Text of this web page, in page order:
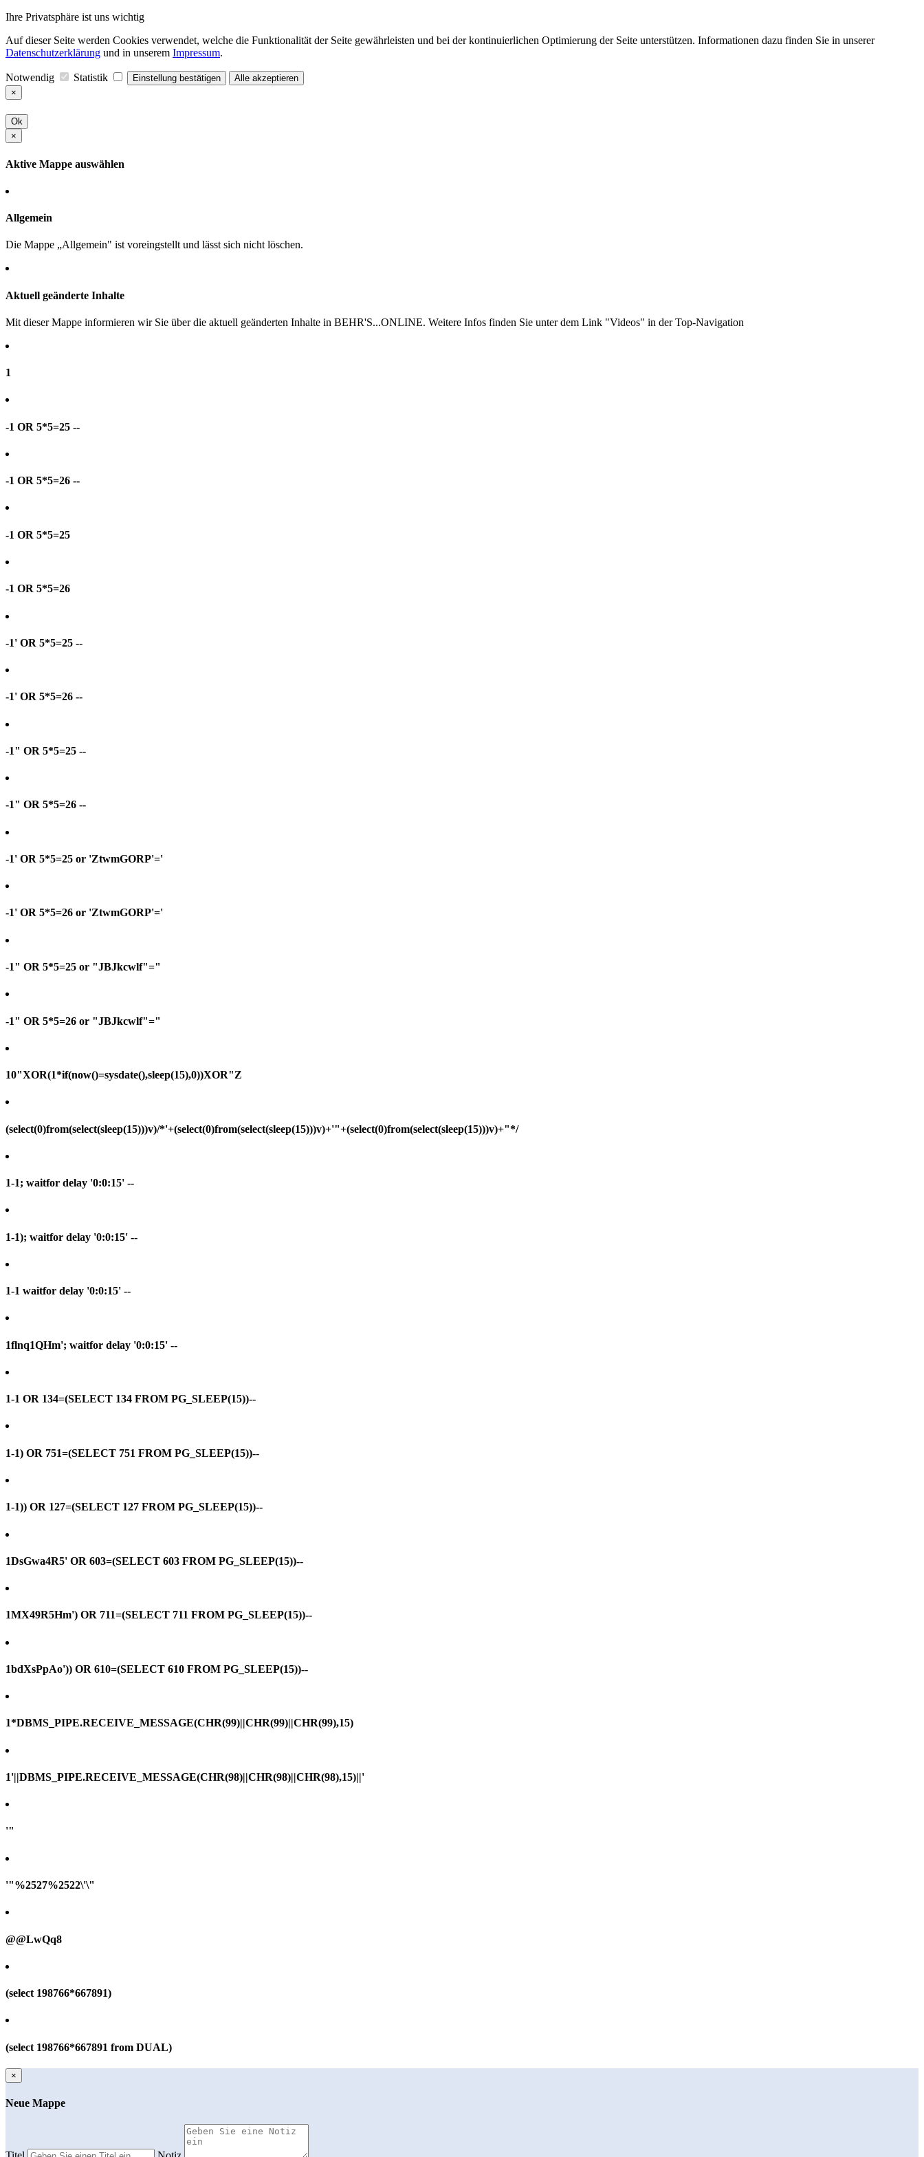
Ihre Privatsphäre ist uns wichtig
Auf dieser Seite werden Cookies verwendet, welche die Funktionalität der Seite gewährleisten und bei der kontinuierlichen Optimierung der Seite unterstützen. Informationen dazu finden Sie in unserer
Datenschutzerklärung und in unserem Impressum.
Notwendig Statistik Einstellung bestätigen
Alle akzeptieren
×
Ok
×
Aktive Mappe auswählen
Allgemein
Die Mappe „Allgemein" ist voreingstellt und lässt sich nicht löschen.
Aktuell geänderte Inhalte
Mit dieser Mappe informieren wir Sie über die aktuell geänderten Inhalte in BEHR'S...ONLINE. Weitere Infos finden Sie unter dem Link "Videos" in der Top-Navigation
1
-1 OR 5*5=25 --
-1 OR 5*5=26 --
-1 OR 5*5=25
-1 OR 5*5=26
-1' OR 5*5=25 --
-1' OR 5*5=26 --
-1" OR 5*5=25 --
-1" OR 5*5=26 --
-1' OR 5*5=25 or 'ZtwmGORP'='
-1' OR 5*5=26 or 'ZtwmGORP'='
-1" OR 5*5=25 or "JBJkcwlf"="
-1" OR 5*5=26 or "JBJkcwlf"="
10"XOR(1*if(now()=sysdate(),sleep(15),0))XOR"Z
(select(0)from(select(sleep(15)))v)/*'+(select(0)from(select(sleep(15)))v)+'"+(select(0)from(select(sleep(15)))v)+"*/
1-1; waitfor delay '0:0:15' --
1-1); waitfor delay '0:0:15' --
1-1 waitfor delay '0:0:15' --
1flnq1QHm'; waitfor delay '0:0:15' --
1-1 OR 134=(SELECT 134 FROM PG_SLEEP(15))--
1-1) OR 751=(SELECT 751 FROM PG_SLEEP(15))--
1-1)) OR 127=(SELECT 127 FROM PG_SLEEP(15))--
1DsGwa4R5' OR 603=(SELECT 603 FROM PG_SLEEP(15))--
1MX49R5Hm') OR 711=(SELECT 711 FROM PG_SLEEP(15))--
1bdXsPpAo')) OR 610=(SELECT 610 FROM PG_SLEEP(15))--
1*DBMS_PIPE.RECEIVE_MESSAGE(CHR(99)||CHR(99)||CHR(99),15)
1'||DBMS_PIPE.RECEIVE_MESSAGE(CHR(98)||CHR(98)||CHR(98),15)||'
'"
'"%2527%2522\'\"
@@LwQq8
(select 198766*667891)
(select 198766*667891 from DUAL)
×
Neue Mappe